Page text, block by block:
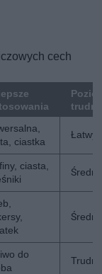
cech
ciastka
Łatwy
ciasta,
Średni
Średni
do
Trudny